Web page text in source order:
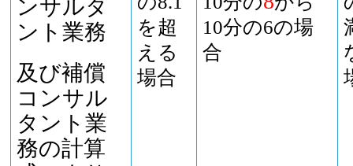
ンサルタ
ント業務
及び補償
コンサル
タント業
務の計算
を超
える
場合
10分の6の場
合